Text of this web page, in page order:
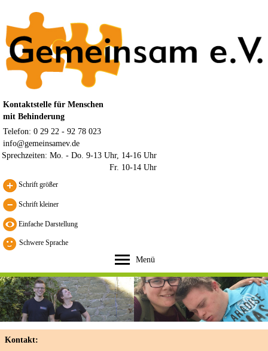
Kontaktstelle für Menschen
mit Behinderung
Telefon: 0 29 22 - 92 78 023
info@gemeinsamev.de
Sprechzeiten: Mo. - Do. 9-13 Uhr, 14-16 Uhr
Fr. 10-14 Uhr
Schrift größer
Schrift kleiner
Schwere Sprache
Menü
Kontakt: